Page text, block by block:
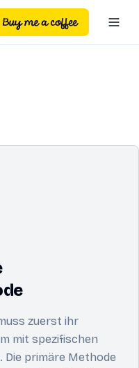
zuerst ihr
mit spezifischen
primäre Methode